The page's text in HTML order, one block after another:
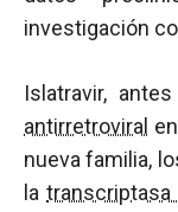
investigación
Islatravir,
antirretroviral
nueva familia,
latranscriptasa